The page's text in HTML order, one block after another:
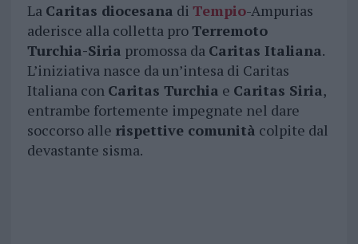
La Caritas diocesana di Tempio-Ampurias
aderisce alla colletta proTerremoto
Turchia-Siria promossa da Caritas Italiana.
L’iniziativa nasce da un’intesa di Caritas
Italiana con Caritas Turchia e Caritas Siria,
entrambe fortemente impegnate nel dare
soccorso alle rispettive comunità colpite dal
devastante sisma.